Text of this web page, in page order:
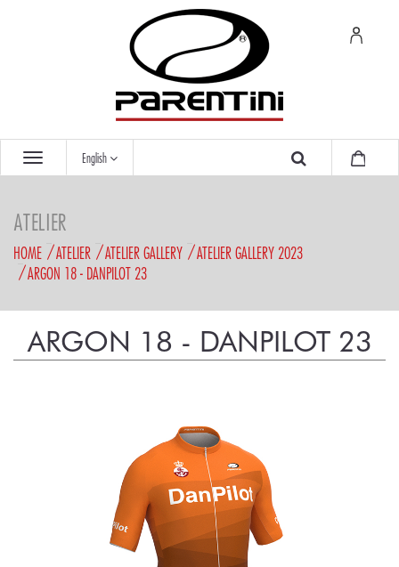
English
ATELIER
HOME ATELIER ATELIER GALLERY
ATELIER GALLERY 2023
ARGON 18 - DANPILOT 23
ARGON 18 - DANPILOT 23